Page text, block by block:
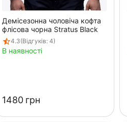
Демісезонна чоловіча кофта
флісова чорна Stratus Black
4.3(Відгуків: 4)
В наявності
‍1480‍ грн